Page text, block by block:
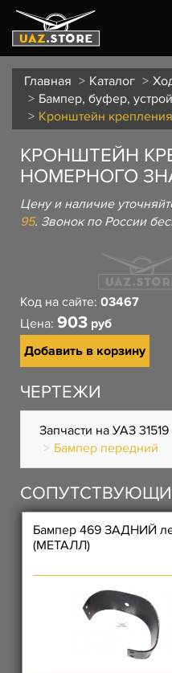
Главная Каталог
Бампер, буфер,
Кронштейн
КРОНШТЕЙН
НОМЕРНОГО
Цену и наличие
95. Звонок по России
Код на сайте: 03467
Цена: 903 руб
Добавить в корзину
ЧЕРТЕЖИ
Запчасти на УАЗ 31519
Бампер передний
Бампер 469 ЗАДНИЙ
(МЕТАЛЛ)